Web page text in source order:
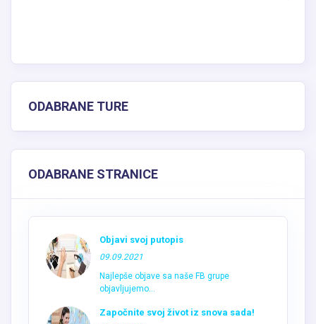
ODABRANE TURE
ODABRANE STRANICE
Objavi svoj putopis
09.09.2021
Najlepše objave sa naše FB grupe
objavljujemo...
Započnite svoj život iz snova sada!